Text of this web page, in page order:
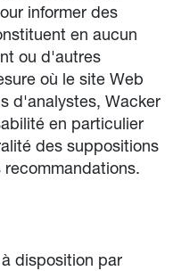
informer des
en aucun
ou d'autres
où le site Web
d'analystes, Wacker
en particulier
des suppositions
disposition par